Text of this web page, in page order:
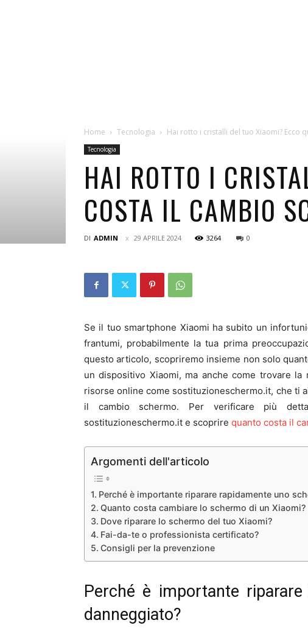
Home Tecnologia Hai rotto i cristalli del tuo Xiaomi? Ecco
Tecnologia
HAI ROTTO I
COSTA IL CAMBIO
DI ADMIN 29 APRILE 2024 3264 0
Se il tuo smartphone Xiaomi ha subito un
frantumi, probabilmente la tua prima
questo articolo, scopriremo insieme non solo
un dispositivo Xiaomi, ma anche come trovare
risorse online come sostituzioneschermo.it, che ti
il cambio schermo. Per verificare più
sostituzioneschermo.it e scoprire quanto costa il
Argomenti dell'articolo
Perché è importante riparare rapidamente uno
Quanto costa cambiare lo schermo di un Xiaomi?
Dove riparare lo schermo del tuo Xiaomi?
Fai-da-te o professionista certificato?
Consigli per la prevenzione
Perché è importante
danneggiato?